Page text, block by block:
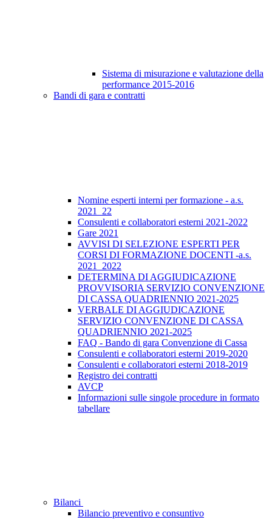
Sistema di misurazione e valutazione della
performance 2015-2016
Bandi di gara e contratti
Nomine esperti interni per formazione - a.s.
2021_22
Consulenti e collaboratori esterni 2021-2022
Gare 2021
AVVISI DI SELEZIONE ESPERTI PER
CORSI DI FORMAZIONE DOCENTI -a.s.
2021_2022
DETERMINA DI AGGIUDICAZIONE
PROVVISORIA SERVIZIO CONVENZIONE
DI CASSA QUADRIENNIO 2021-2025
VERBALE DI AGGIUDICAZIONE
SERVIZIO CONVENZIONE DI CASSA
QUADRIENNIO 2021-2025
FAQ - Bando di gara Convenzione di Cassa
Consulenti e collaboratori esterni 2019-2020
Consulenti e collaboratori esterni 2018-2019
Registro dei contratti
AVCP
Informazioni sulle singole procedure in formato
tabellare
Bilanci
Bilancio preventivo e consuntivo